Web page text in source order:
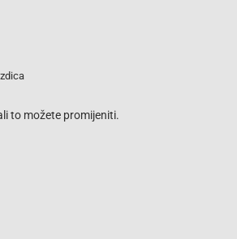
to možete promijeniti.